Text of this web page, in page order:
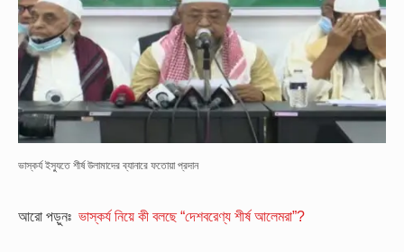
ভাস্কর্য ইস্যুতে শীর্ষ উলামাদের ব্যানারে ফতোয়া প্রদান
আরো পড়ুনঃ ভাস্কর্য নিয়ে কী বলছে “দেশবরেণ্য শীর্ষ আলেমরা”?